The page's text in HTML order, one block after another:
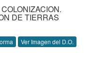
DE TIERRAS
Ver Imagen del D.O.